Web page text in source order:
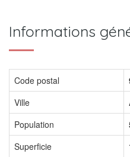
Informations
Code postal
Ville
Population
Superficie